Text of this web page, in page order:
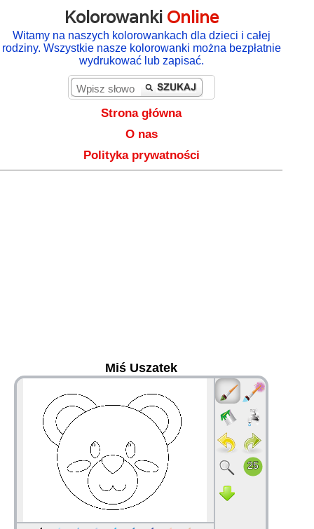
Kolorowanki Online
Witamy na naszych kolorowankach dla dzieci i całej
rodziny. Wszystkie nasze kolorowanki można bezpłatnie
wydrukować lub zapisać.
Strona główna
O nas
Polityka prywatności
Miś Uszatek